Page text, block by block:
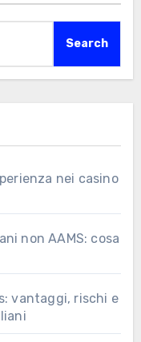
Search
nei casino
non AAMS: cosa
vantaggi, rischi e